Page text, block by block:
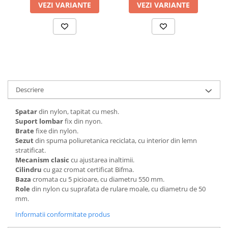
VEZI VARIANTE VEZI VARIANTE
Descriere
Spatardin nylon, tapitat cu mesh.
Suport lombarfix din nyon.
Brate fixe din nylon.
Sezutdin spuma poliuretanica reciclata, cu interior din lemn
stratificat.
Mecanism clasic cu ajustarea inaltimii.
Cilindru cu gaz cromat certificat Bifma.
Baza cromata cu 5 picioare, cu diametru 550 mm.
Role din nylon cu suprafata de rulare moale, cu diametru de 50
mm.
Informatii conformitate produs